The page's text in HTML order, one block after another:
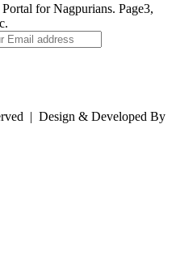
for Nagpurians. Page3,
| Design & Developed By